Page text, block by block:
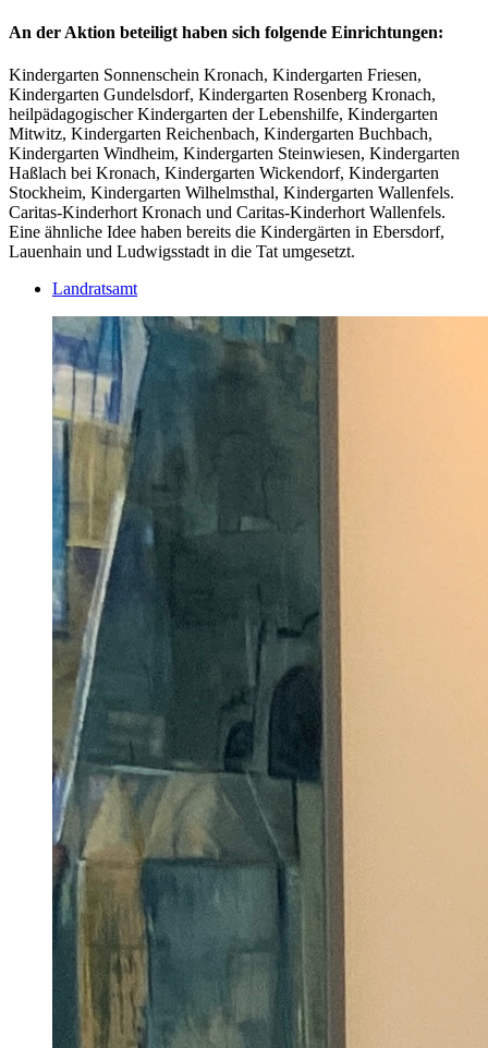
An der Aktion beteiligt haben sich folgende Einrichtungen:
Kindergarten Sonnenschein Kronach, Kindergarten Friesen,
Kindergarten Gundelsdorf, Kindergarten Rosenberg Kronach,
heilpädagogischer Kindergarten der Lebenshilfe, Kindergarten
Mitwitz, Kindergarten Reichenbach, Kindergarten Buchbach,
Kindergarten Windheim, Kindergarten Steinwiesen, Kindergarten
Haßlach bei Kronach, Kindergarten Wickendorf, Kindergarten
Stockheim, Kindergarten Wilhelmsthal, Kindergarten Wallenfels.
Caritas-Kinderhort Kronach und Caritas-Kinderhort Wallenfels.
Eine ähnliche Idee haben bereits die Kindergärten in Ebersdorf,
Lauenhain und Ludwigsstadt in die Tat umgesetzt.
Landratsamt